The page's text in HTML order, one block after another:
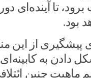
تا آینده‌ای
بود.
پیشگیری از این
دادن به
ماهیت چنین